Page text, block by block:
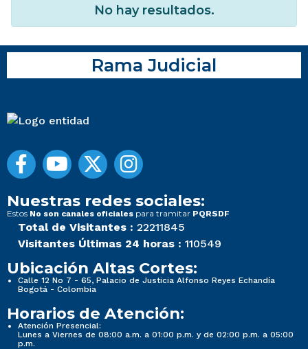
No hay resultados.
Rama Judicial
Nuestras redes sociales:
Estos No son canales oficiales para tramitar PQRSDF
Total de Visitantes : 22211845
Visitantes Últimas 24 horas : 110549
Ubicación Altas Cortes:
Calle 12 No 7 - 65, Palacio de Justicia Alfonso Reyes Echandía
Bogotá - Colombia
Horarios de Atención:
Atención Presencial:
Lunes a Viernes de 08:00 a.m. a 01:00 p.m. y de 02:00 p.m. a 05:00
p.m.